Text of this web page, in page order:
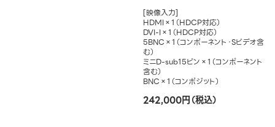
[映像入力]
HDMI×1（HDCP対応）
DVI-I×1（HDCP対応）
5BNC×1（コンポーネント・Sビデオ含
む）
ミニD-sub15ピン×1（コンポーネント
含む）
BNC×1（コンポジット）
242,000円（税込）